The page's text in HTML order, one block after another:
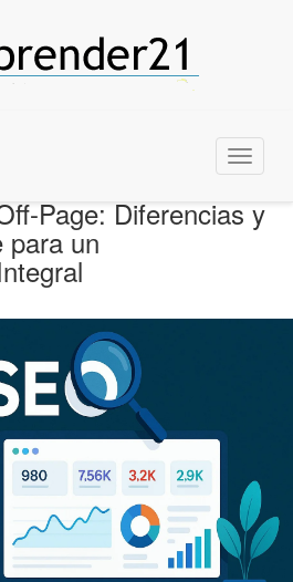
Menu
Page: Diferencias y
para un